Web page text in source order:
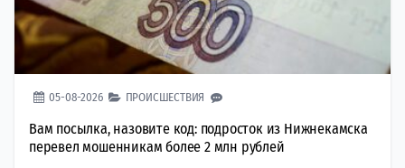
05-08-2026 ПРОИСШЕСТВИЯ
Вам посылка, назовите код: подросток из Нижнекамска
перевел мошенникам более 2 млн рублей